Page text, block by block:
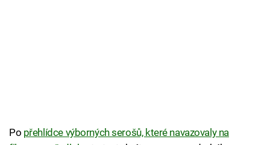
Po přehlídce výborných serošů, které navazovaly na